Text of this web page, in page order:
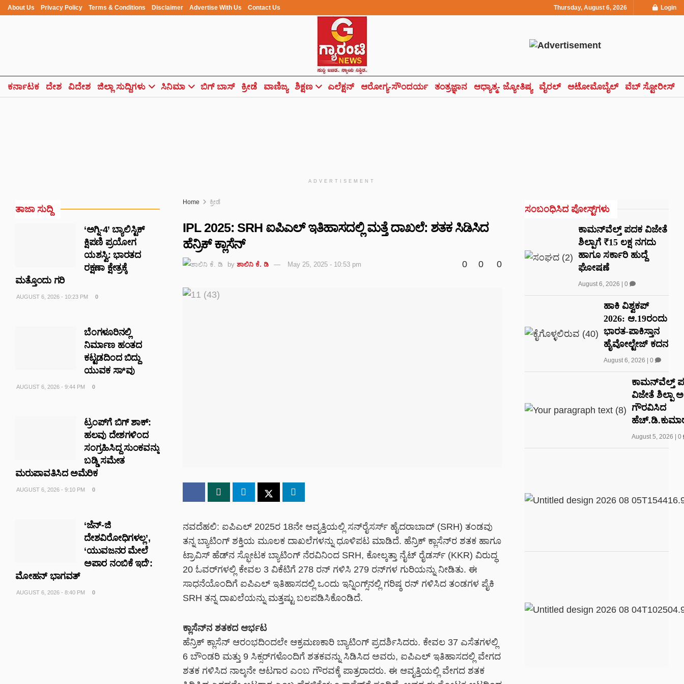
About Us Privacy Policy Terms & Conditions Disclaimer Advertise With Us Contact Us Thursday, August 6, 2026 Login
ಕರ್ನಾಟಕ ದೇಶ ವಿದೇಶ ಜಿಲ್ಲಾ ಸುದ್ದಿಗಳು ಸಿನಿಮಾ ಬಿಗ್ ಬಾಸ್ ಕ್ರೀಡೆ ವಾಣಿಜ್ಯ ಶಿಕ್ಷಣ ಎಲೆಕ್ಷನ್ ಆರೋಗ್ಯ-ಸೌಂದರ್ಯ ತಂತ್ರಜ್ಞಾನ ಆಧ್ಯಾತ್ಮ- ಜ್ಯೋತಿಷ್ಯ ವೈರಲ್ ಆಟೋಮೊಬೈಲ್ ವೆಬ್ ಸ್ಟೋರೀಸ್
ADVERTISEMENT
Home ಕ್ರೀಡೆ
IPL 2025: SRH ಐಪಿಎಲ್‌ ಇತಿಹಾಸದಲ್ಲಿ ಮತ್ತೆ ದಾಖಲೆ: ಶತಕ ಸಿಡಿಸಿದ
ಹೆನ್ರಿಕ್‌ ಕ್ಲಾಸೆನ್‌
by ಶಾಲಿನಿ ಕೆ. ಡಿ May 25, 2025 - 10:53 pm 0 0 0
ನವದೆಹಲಿ: ಐಪಿಎಲ್‌ 2025ರ 18ನೇ ಆವೃತ್ತಿಯಲ್ಲಿ ಸನ್‌ರೈಸರ್ಸ್‌ ಹೈದರಾಬಾದ್‌ (SRH) ತಂಡವು
ತನ್ನ ಬ್ಯಾಟಿಂಗ್‌ ಶಕ್ತಿಯ ಮೂಲಕ ದಾಖಲೆಗಳನ್ನು ಧೂಳಿಪಟ ಮಾಡಿದೆ. ಹೆನ್ರಿಕ್‌ ಕ್ಲಾಸೆನ್‌ರ ಶತಕ ಹಾಗೂ
ಟ್ರಾವಿಸ್‌ ಹೆಡ್‌ನ ಸ್ಫೋಟಕ ಬ್ಯಾಟಿಂಗ್‌ ನೆರವಿನಿಂದ SRH, ಕೋಲ್ಕತ್ತಾ ನೈಟ್‌ ರೈಡರ್ಸ್‌ (KKR) ವಿರುದ್ಧ
20 ಓವರ್‌ಗಳಲ್ಲಿ ಕೇವಲ 3 ವಿಕೆಟಿಗೆ 278 ರನ್‌ ಗಳಿಸಿ 279 ರನ್‌ಗಳ ಗುರಿಯನ್ನು ನೀಡಿತು. ಈ
ಸಾಧನೆಯೊಂದಿಗೆ ಐಪಿಎಲ್‌ ಇತಿಹಾಸದಲ್ಲಿ ಒಂದು ಇನ್ನಿಂಗ್ಸ್‌ನಲ್ಲಿ ಗರಿಷ್ಠ ರನ್‌ ಗಳಿಸಿದ ತಂಡಗಳ ಪೈಕಿ
SRH ತನ್ನ ದಾಖಲೆಯನ್ನು ಮತ್ತಷ್ಟು ಬಲಪಡಿಸಿಕೊಂಡಿದೆ.
ಕ್ಲಾಸೆನ್‌ನ ಶತಕದ ಆರ್ಭಟ
ಹೆನ್ರಿಕ್‌ ಕ್ಲಾಸೆನ್‌ ಆರಂಭದಿಂದಲೇ ಆಕ್ರಮಣಕಾರಿ ಬ್ಯಾಟಿಂಗ್‌ ಪ್ರದರ್ಶಿಸಿದರು. ಕೇವಲ 37 ಎಸೆತಗಳಲ್ಲಿ
6 ಬೌಂಡರಿ ಮತ್ತು 9 ಸಿಕ್ಸರ್‌ಗಳೊಂದಿಗೆ ಶತಕವನ್ನು ಸಿಡಿಸಿದ ಅವರು, ಐಪಿಎಲ್‌ ಇತಿಹಾಸದಲ್ಲಿ ವೇಗದ
ಶತಕ ಗಳಿಸಿದ ನಾಲ್ಕನೇ ಆಟಗಾರ ಎಂಬ ಗೌರವಕ್ಕೆ ಪಾತ್ರರಾದರು. ಈ ಆವೃತ್ತಿಯಲ್ಲಿ ವೇಗದ ಶತಕ
ತಾಜಾ ಸುದ್ದಿ
‘ಅಗ್ನಿ-4’ ಬ್ಯಾಲಿಸ್ಟಿಕ್
ಕ್ಷಿಪಣಿ ಪ್ರಯೋಗ
ಯಶಸ್ವಿ: ಭಾರತದ
ರಕ್ಷಣಾ ಕ್ಷೇತ್ರಕ್ಕೆ
ಮತ್ತೊಂದು ಗರಿ
AUGUST 6, 2026 - 10:23 PM 0
ಬೆಂಗಳೂರಿನಲ್ಲಿ
ನಿರ್ಮಾಣ ಹಂತದ
ಕಟ್ಟಡದಿಂದ ಬಿದ್ದು
ಯುವಕ ಸಾ*ವು
AUGUST 6, 2026 - 9:44 PM 0
ಟ್ರಂಪ್‌ಗೆ ಬಿಗ್ ಶಾಕ್:
ಹಲವು ದೇಶಗಳಿಂದ
ಸಂಗ್ರಹಿಸಿದ್ದ ಸುಂಕವನ್ನು
ಬಡ್ಡಿ ಸಮೇತ
ಮರುಪಾವತಿಸಿದ ಅಮೆರಿಕ
AUGUST 6, 2026 - 9:10 PM 0
‘ಜೆನ್-ಜಿ
ದೇಶವಿರೋಧಿಗಳಲ್ಲ’,
‘ಯುವಜನರ ಮೇಲೆ
ಅಪಾರ ನಂಬಿಕೆ ಇದೆ’:
ಮೋಹನ್ ಭಾಗವತ್
AUGUST 6, 2026 - 8:40 PM 0
ಸಂಬಂಧಿಸಿದ ಪೋಸ್ಟ್‌ಗಳು
ಕಾಮನ್‌ವೆಲ್ತ್ ಪದಕ ವಿಜೇತೆ
ಶಿಲ್ಪಾಗೆ ₹15 ಲಕ್ಷ ನಗದು
ಹಾಗೂ ಸರ್ಕಾರಿ ಹುದ್ದೆ
ಘೋಷಣೆ
August 6, 2026 0
ಹಾಕಿ ವಿಶ್ವಕಪ್
2026: ಆ.19ರಂದು
ಭಾರತ-ಪಾಕಿಸ್ತಾನ
ಹೈವೋಲ್ಟೇಜ್ ಕದನ
August 6, 2026 0
ಕಾಮನ್‌ವೆಲ್ತ್
ವಿಜೇತೆ ಶಿಲ್ಪಾ
ಗೌರವಿಸಿದ
August 5, 2026 0